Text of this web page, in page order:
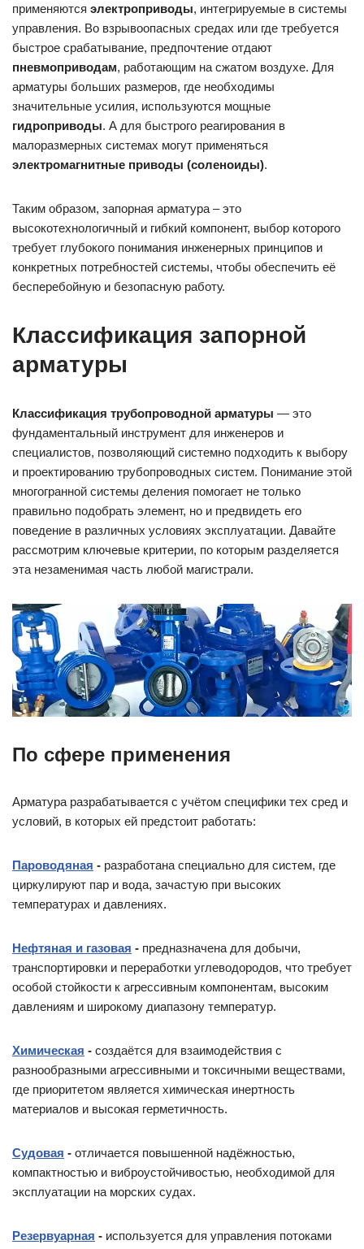
применяются электроприводы, интегрируемые в системы
управления. Во взрывоопасных средах или где требуется
быстрое срабатывание, предпочтение отдают
пневмоприводам, работающим на сжатом воздухе. Для
арматуры больших размеров, где необходимы
значительные усилия, используются мощные
гидроприводы. А для быстрого реагирования в
малоразмерных системах могут применяться
электромагнитные приводы (соленоиды).
Таким образом, запорная арматура – это
высокотехнологичный и гибкий компонент, выбор которого
требует глубокого понимания инженерных принципов и
конкретных потребностей системы, чтобы обеспечить её
бесперебойную и безопасную работу.
Классификация запорной
арматуры
Классификация трубопроводной арматуры — это
фундаментальный инструмент для инженеров и
специалистов, позволяющий системно подходить к выбору
и проектированию трубопроводных систем. Понимание этой
многогранной системы деления помогает не только
правильно подобрать элемент, но и предвидеть его
поведение в различных условиях эксплуатации. Давайте
рассмотрим ключевые критерии, по которым разделяется
эта незаменимая часть любой магистрали.
По сфере применения
Арматура разрабатывается с учётом специфики тех сред и
условий, в которых ей предстоит работать:
Пароводяная - разработана специально для систем, где
циркулируют пар и вода, зачастую при высоких
температурах и давлениях.
Нефтяная и газовая - предназначена для добычи,
транспортировки и переработки углеводородов, что требует
особой стойкости к агрессивным компонентам, высоким
давлениям и широкому диапазону температур.
Химическая - создаётся для взаимодействия с
разнообразными агрессивными и токсичными веществами,
где приоритетом является химическая инертность
материалов и высокая герметичность.
Судовая - отличается повышенной надёжностью,
компактностью и виброустойчивостью, необходимой для
эксплуатации на морских судах.
Резервуарная - используется для управления потоками